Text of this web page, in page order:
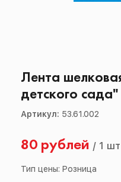
Лента
детского сада"
Артикул: 53.61.002
80 рублей / 1 шт
Тип цены: Розница